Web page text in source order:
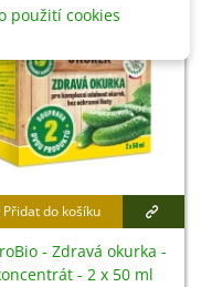
Přidat do košíku
- Zdravá okurka -
- 2 x 50 ml
použití cookies